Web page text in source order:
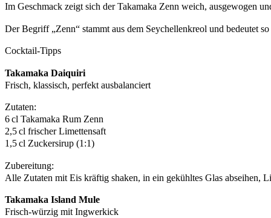
Im Geschmack zeigt sich der Takamaka Zenn weich, ausgewogen
Der Begriff „Zenn“ stammt aus dem Seychellenkreol und bedeutet
Cocktail-Tipps
Takamaka Daiquiri
Frisch, klassisch, perfekt ausbalanciert
Zutaten:
6 cl Takamaka Rum Zenn
2,5 cl frischer Limettensaft
1,5 cl Zuckersirup (1:1)
Zubereitung:
Alle Zutaten mit Eis kräftig shaken, in ein gekühltes Glas abseihen,
Takamaka Island Mule
Frisch-würzig mit Ingwerkick